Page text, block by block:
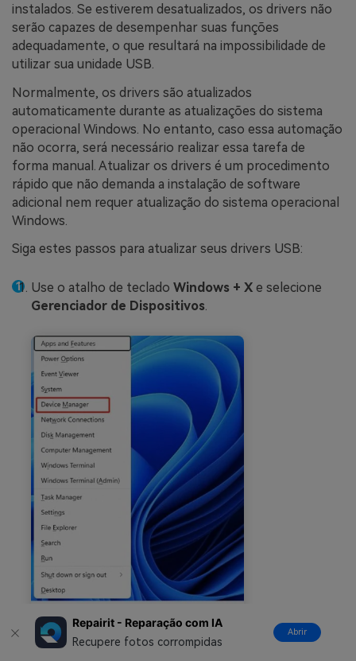
instalados. Se estiverem desatualizados, os drivers não
serão capazes de desempenhar suas funções
adequadamente, o que resultará na impossibilidade de
utilizar sua unidade USB.
Normalmente, os drivers são atualizados
automaticamente durante as atualizações do sistema
operacional Windows. No entanto, caso essa automação
não ocorra, será necessário realizar essa tarefa de
forma manual. Atualizar os drivers é um procedimento
rápido que não demanda a instalação de software
adicional nem requer atualização do sistema operacional
Windows.
Siga estes passos para atualizar seus drivers USB:
Use o atalho de teclado Windows + X e selecione
Gerenciador de Dispositivos.
Expanda a categoria Controladores Universal Serial
Repairit - Reparação com IA
Recupere fotos corrompidas
Abrir